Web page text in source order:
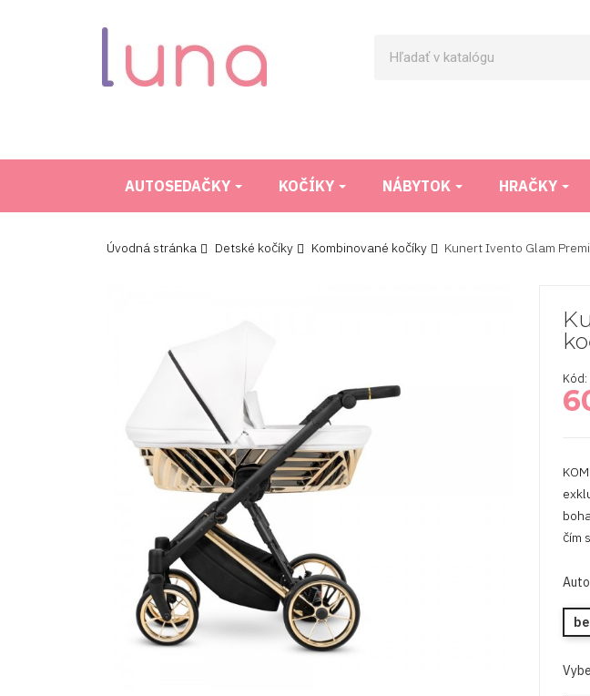
AUTOSEDAČKY KOČÍKY NÁBYTOK HRAČKY
Úvodná stránka Detské kočíky Kombinované kočíky Kunert Ivento Glam
Kód:
čím